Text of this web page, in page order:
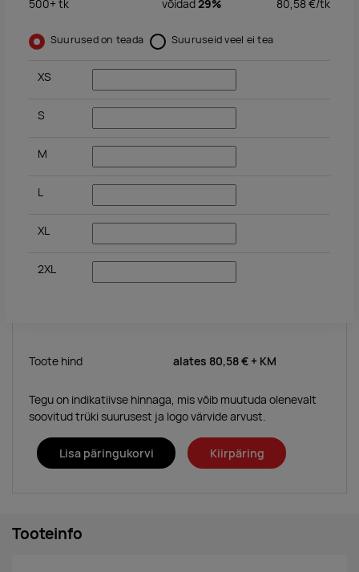
500+tk võidad29% 80,58€/tk
Suurused on teada Suuruseid veel ei tea
XS
S
M
L
XL
2XL
Toote hind alates 80,58 € + KM
Tegu on indikatiivse hinnaga, mis võib muutuda olenevalt
soovitud trüki suurusest ja logo värvide arvust.
Lisa päringukorvi Kiirpäring
Tooteinfo